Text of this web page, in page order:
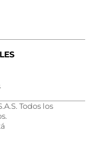
Todos los